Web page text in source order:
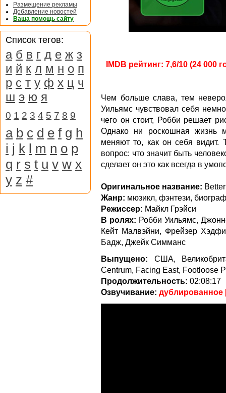
IMDB рейтинг: 7,6/10 (24 000
Чем больше слава, тем
Уильямс чувствовал себя
чего он стоит, Робби решает
Однако ни роскошная жизнь
меняют то, как он себя видит.
вопрос: что значит быть
cделает он это как всегда в
Оригинальное название:
Жанр: мюзикл, фэнтези,
Режиссер: Майкл Грэйси
В ролях: Робби Уильямс,
Кейт Малвэйни, Фрейзер
Бадж, Джейк Симманс
Выпущено: США,
Centrum, Facing East, Footloose
Продолжительность: 02:08:17
Озвучивание: дублированное
Размещение рекламы
Добавление новостей
Ваша помощь сайту
Список тегов:
а б в г д е ж з
и й к л м н о п
р с т у ф х ц ч
ш э ю я
0 1 2 3 4 5 7 8 9
a b c d e f g h
i j k l m n o p
q r s t u v w x
y z #